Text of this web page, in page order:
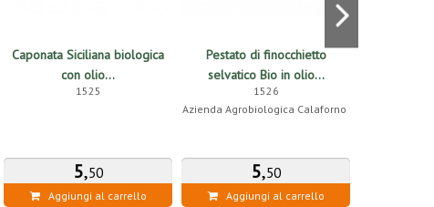
Caponata Siciliana biologica
con olio...
1525
5,50
Aggiungi al carrello
Pestato di finocchietto
selvatico Bio in olio...
1526
Azienda Agrobiologica Calaforno
5,50
Aggiungi al carrello